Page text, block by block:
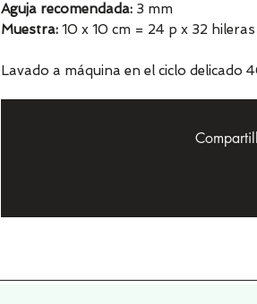
Aguja recomendada: 3 mm
Muestra: 10 x 10 cm = 24 p x 32 hileras
Lavado a máquina en el ciclo delicado